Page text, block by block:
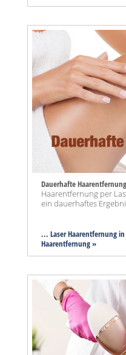
Dauerhafte
Haarentfernung per
ein dauerhaftes
... Laser Haarentfernung
Haarentfernung »